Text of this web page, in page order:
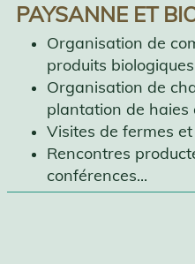
PAYSANNE ET
Organisation de
produits biologiques
Organisation de
plantation de haies
Visites de fermes
Rencontres
conférences...